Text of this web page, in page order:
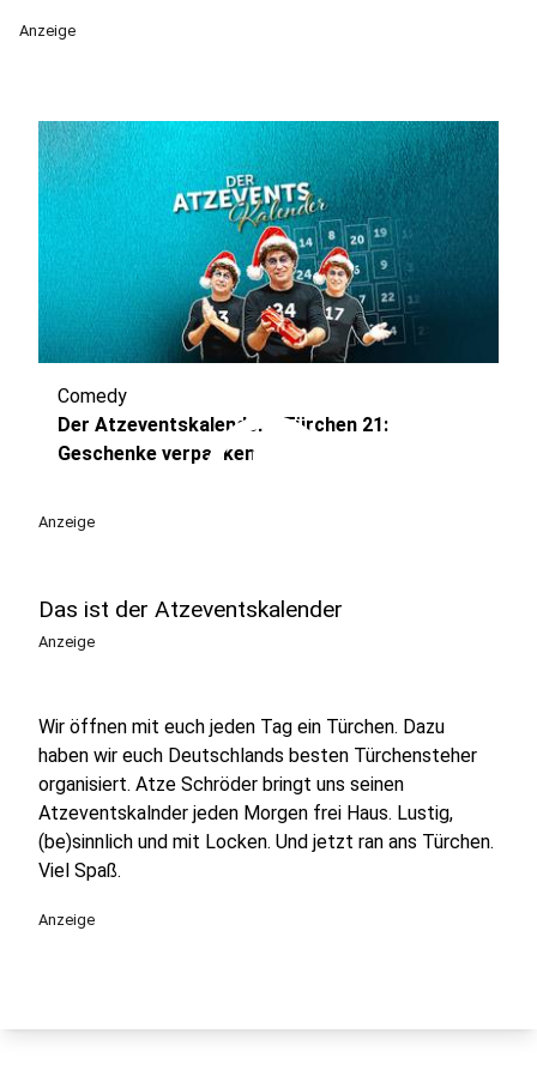
Anzeige
play_circle
Comedy
Der Atzeventskalender - Türchen 21:
Geschenke verpacken
Anzeige
Das ist der Atzeventskalender
Anzeige
Wir öffnen mit euch jeden Tag ein Türchen. Dazu
haben wir euch Deutschlands besten Türchensteher
organisiert. Atze Schröder bringt uns seinen
Atzeventskalnder jeden Morgen frei Haus. Lustig,
(be)sinnlich und mit Locken. Und jetzt ran ans Türchen.
Viel Spaß.
Anzeige